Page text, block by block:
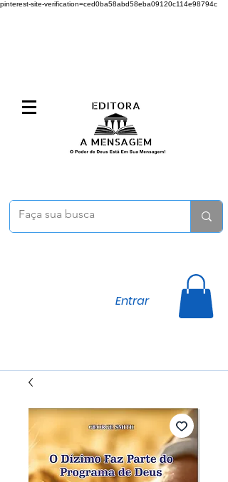
pinterest-site-verification=ced0ba58abd58eba09120c114e98794c
Entrar